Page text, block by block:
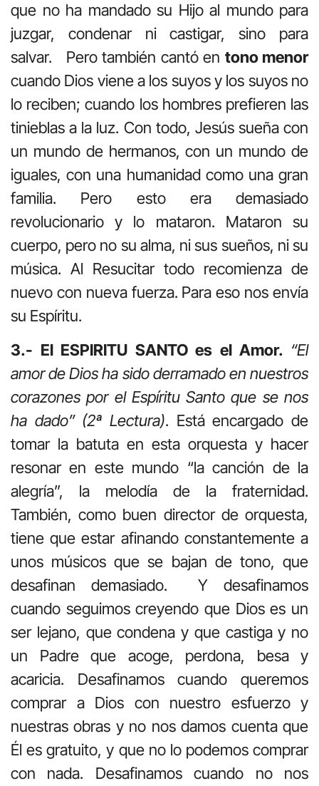
que no ha mandado su Hijo al mundo para
juzgar, condenar ni castigar, sino para
salvar. Pero también cantó en tono menor
cuando Dios viene a los suyos y los suyos no
lo reciben; cuando los hombres prefieren las
tinieblas a la luz. Con todo, Jesús sueña con
un mundo de hermanos, con un mundo de
iguales, con una humanidad como una gran
familia. Pero esto era demasiado
revolucionario y lo mataron. Mataron su
cuerpo, pero no su alma, ni sus sueños, ni su
música. Al Resucitar todo recomienza de
nuevo con nueva fuerza. Para eso nos envía
su Espíritu.
3.- El ESPIRITU SANTO es el Amor. “El
amor de Dios ha sido derramado en nuestros
corazones por el Espíritu Santo que se nos
ha dado” (2ª Lectura). Está encargado de
tomar la batuta en esta orquesta y hacer
resonar en este mundo “la canción de la
alegría”, la melodía de la fraternidad.
También, como buen director de orquesta,
tiene que estar afinando constantemente a
unos músicos que se bajan de tono, que
desafinan demasiado. Y desafinamos
cuando seguimos creyendo que Dios es un
ser lejano, que condena y que castiga y no
un Padre que acoge, perdona, besa y
acaricia. Desafinamos cuando queremos
comprar a Dios con nuestro esfuerzo y
nuestras obras y no nos damos cuenta que
Él es gratuito, y que no lo podemos comprar
con nada. Desafinamos cuando no nos